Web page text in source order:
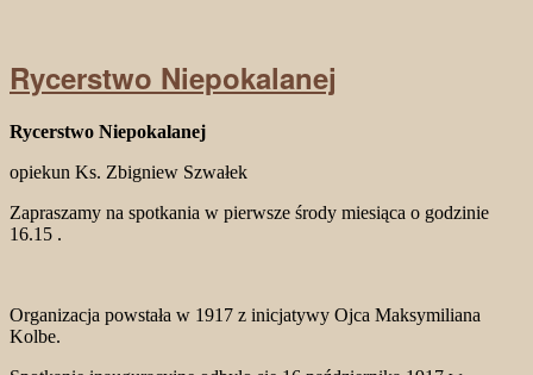
Rycerstwo Niepokalanej
Rycerstwo Niepokalanej
opiekun Ks. Zbigniew Szwałek
Zapraszamy na spotkania w pierwsze środy miesiąca o godzinie
16.15 .
Organizacja powstała w 1917 z inicjatywy Ojca Maksymiliana
Kolbe.